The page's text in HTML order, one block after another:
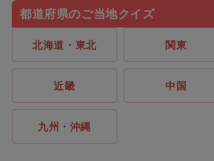
都道府県のご当地クイズ
北海道・東北 関東
近畿 中国
九州・沖縄